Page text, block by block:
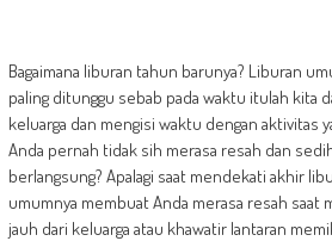
Bagaimana liburan tahun barunya? Liburan
paling ditunggu sebab pada waktu itulah kita
keluarga dan mengisi waktu dengan aktivitas
Anda pernah tidak sih merasa resah dan
berlangsung? Apalagi saat mendekati akhir
umumnya membuat Anda merasa resah saat
jauh dari keluarga atau khawatir lantaran